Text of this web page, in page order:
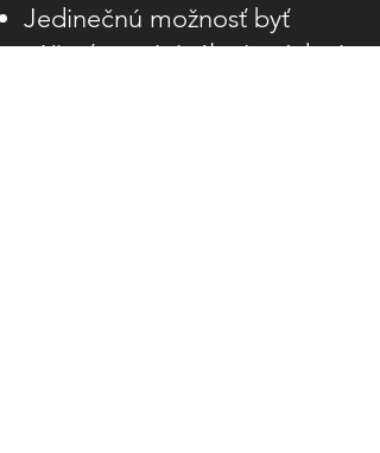
Jedinečnú možnosť byť
súčasťou originálnej módnej